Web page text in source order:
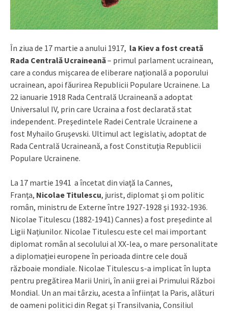
În ziua de 17 martie a anului 1917, la Kiev a fost creată
Rada Centrală Ucraineană– primul parlament ucrainean,
care a condus mişcarea de eliberare naţională a poporului
ucrainean, apoi făurirea Republicii Populare Ucrainene. La
22 ianuarie 1918 Rada Centrală Ucraineană a adoptat
Universalul IV, prin care Ucraina a fost declarată stat
independent. Preşedintele Radei Centrale Ucrainene a
fost Myhailo Gruşevski. Ultimul act legislativ, adoptat de
Rada Centrală Ucraineană, a fost Constituţia Republicii
Populare Ucrainene.
La 17 martie 1941 a încetat din viaţă la Cannes,
Franţa, Nicolae Titulescu, jurist, diplomat şi om politic
român, ministru de Externe între 1927-1928 şi 1932-1936.
Nicolae Titulescu (1882-1941) Cannes) a fost președinte al
Ligii Națiunilor. Nicolae Titulescu este cel mai important
diplomat român al secolului al XX-lea, o mare personalitate
a diplomației europene în perioada dintre cele două
războaie mondiale. Nicolae Titulescu s-a implicat în lupta
pentru pregătirea Marii Uniri, în anii grei ai Primului Război
Mondial. Un an mai târziu, acesta a înființat la Paris, alături
de oameni politici din Regat și Transilvania, Consiliul